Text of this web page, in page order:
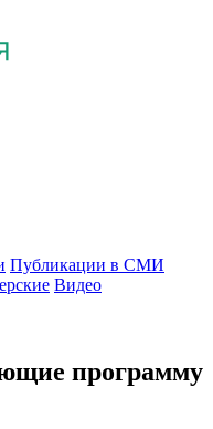
Публикации в СМИ
Видео
программу